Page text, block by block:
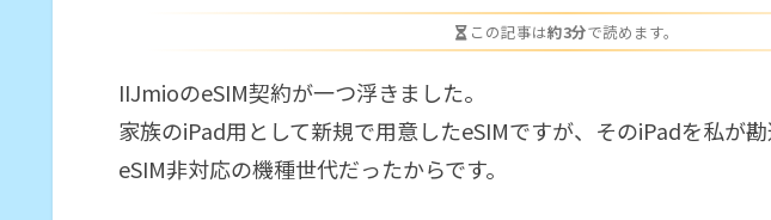
この記事は約3分で読めます。
IIJmioのeSIM契約が一つ浮きました。
家族のiPad用として新規で用意したeSIMですが、そのiPadを私が
eSIM非対応の機種世代だったからです。